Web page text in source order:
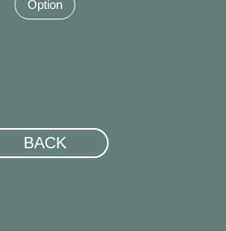
Option
BACK